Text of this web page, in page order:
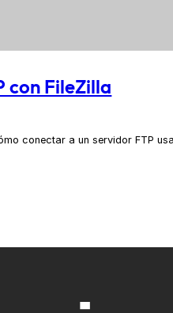
con FileZilla
conectar a un servidor FTP